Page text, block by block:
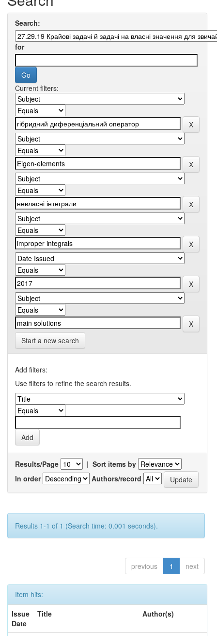
Search:
for
Current filters:
Start a new search
Add filters:
Use filters to refine the search results.
Results/Page | Sort items by
In order
Authors/record
Results 1-1 of 1 (Search time: 0.001 seconds).
previous 1 next
Item hits:
Issue
Date
Title Author(s)